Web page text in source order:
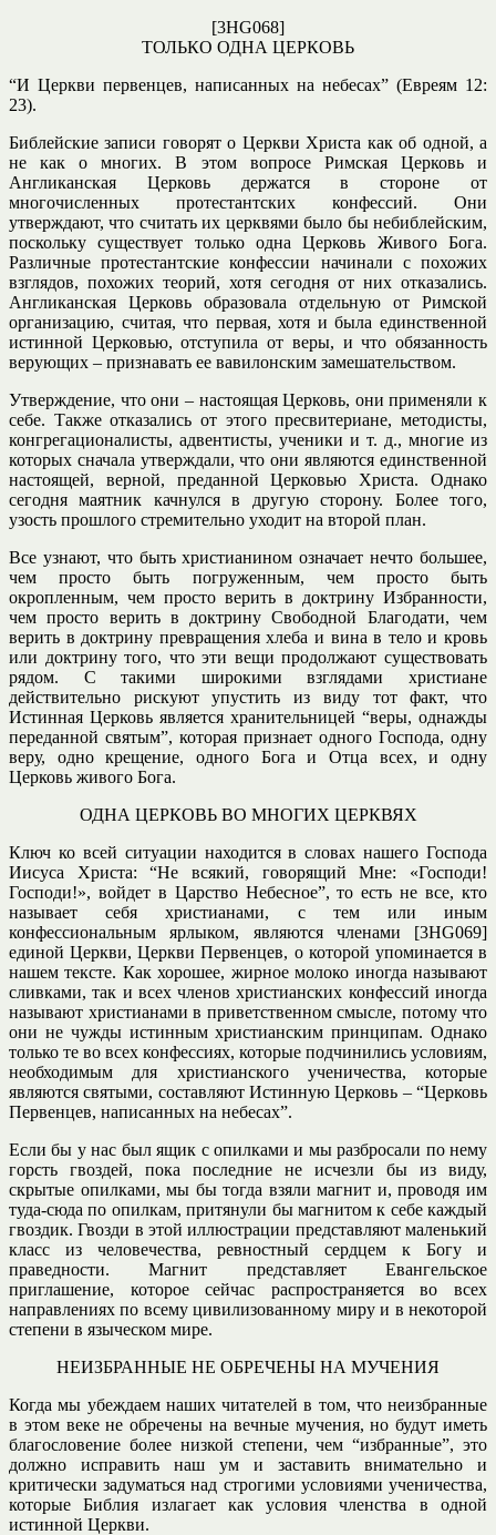
[3HG068]
ТОЛЬКО ОДНА ЦЕРКОВЬ
“И Церкви первенцев, написанных на небесах” (Евреям 12:
23).
Библейские записи говорят о Церкви Христа как об одной, а
не как о многих. В этом вопросе Римская Церковь и
Англиканская Церковь держатся в стороне от
многочисленных протестантских конфессий. Они
утверждают, что считать их церквями было бы небиблейским,
поскольку существует только одна Церковь Живого Бога.
Различные протестантские конфессии начинали с похожих
взглядов, похожих теорий, хотя сегодня от них отказались.
Англиканская Церковь образовала отдельную от Римской
организацию, считая, что первая, хотя и была единственной
истинной Церковью, отступила от веры, и что обязанность
верующих – признавать ее вавилонским замешательством.
Утверждение, что они – настоящая Церковь, они применяли к
себе. Также отказались от этого пресвитериане, методисты,
конгрегационалисты, адвентисты, ученики и т. д., многие из
которых сначала утверждали, что они являются единственной
настоящей, верной, преданной Церковью Христа. Однако
сегодня маятник качнулся в другую сторону. Более того,
узость прошлого стремительно уходит на второй план.
Все узнают, что быть христианином означает нечто большее,
чем просто быть погруженным, чем просто быть
окропленным, чем просто верить в доктрину Избранности,
чем просто верить в доктрину Свободной Благодати, чем
верить в доктрину превращения хлеба и вина в тело и кровь
или доктрину того, что эти вещи продолжают существовать
рядом. С такими широкими взглядами христиане
действительно рискуют упустить из виду тот факт, что
Истинная Церковь является хранительницей “веры, однажды
переданной святым”, которая признает одного Господа, одну
веру, одно крещение, одного Бога и Отца всех, и одну
Церковь живого Бога.
ОДНА ЦЕРКОВЬ ВО МНОГИХ ЦЕРКВЯХ
Ключ ко всей ситуации находится в словах нашего Господа
Иисуса Христа: “Не всякий, говорящий Мне: «Господи!
Господи!», войдет в Царство Небесное”, то есть не все, кто
называет себя христианами, с тем или иным
конфессиональным ярлыком, являются членами [3HG069]
единой Церкви, Церкви Первенцев, о которой упоминается в
нашем тексте. Как хорошее, жирное молоко иногда называют
сливками, так и всех членов христианских конфессий иногда
называют христианами в приветственном смысле, потому что
они не чужды истинным христианским принципам. Однако
только те во всех конфессиях, которые подчинились условиям,
необходимым для христианского ученичества, которые
являются святыми, составляют Истинную Церковь – “Церковь
Первенцев, написанных на небесах”.
Если бы у нас был ящик с опилками и мы разбросали по нему
горсть гвоздей, пока последние не исчезли бы из виду,
скрытые опилками, мы бы тогда взяли магнит и, проводя им
туда-сюда по опилкам, притянули бы магнитом к себе каждый
гвоздик. Гвозди в этой иллюстрации представляют маленький
класс из человечества, ревностный сердцем к Богу и
праведности. Магнит представляет Евангельское
приглашение, которое сейчас распространяется во всех
направлениях по всему цивилизованному миру и в некоторой
степени в языческом мире.
НЕИЗБРАННЫЕ НЕ ОБРЕЧЕНЫ НА МУЧЕНИЯ
Когда мы убеждаем наших читателей в том, что неизбранные
в этом веке не обречены на вечные мучения, но будут иметь
благословение более низкой степени, чем “избранные”, это
должно исправить наш ум и заставить внимательно и
критически задуматься над строгими условиями ученичества,
которые Библия излагает как условия членства в одной
истинной Церкви.